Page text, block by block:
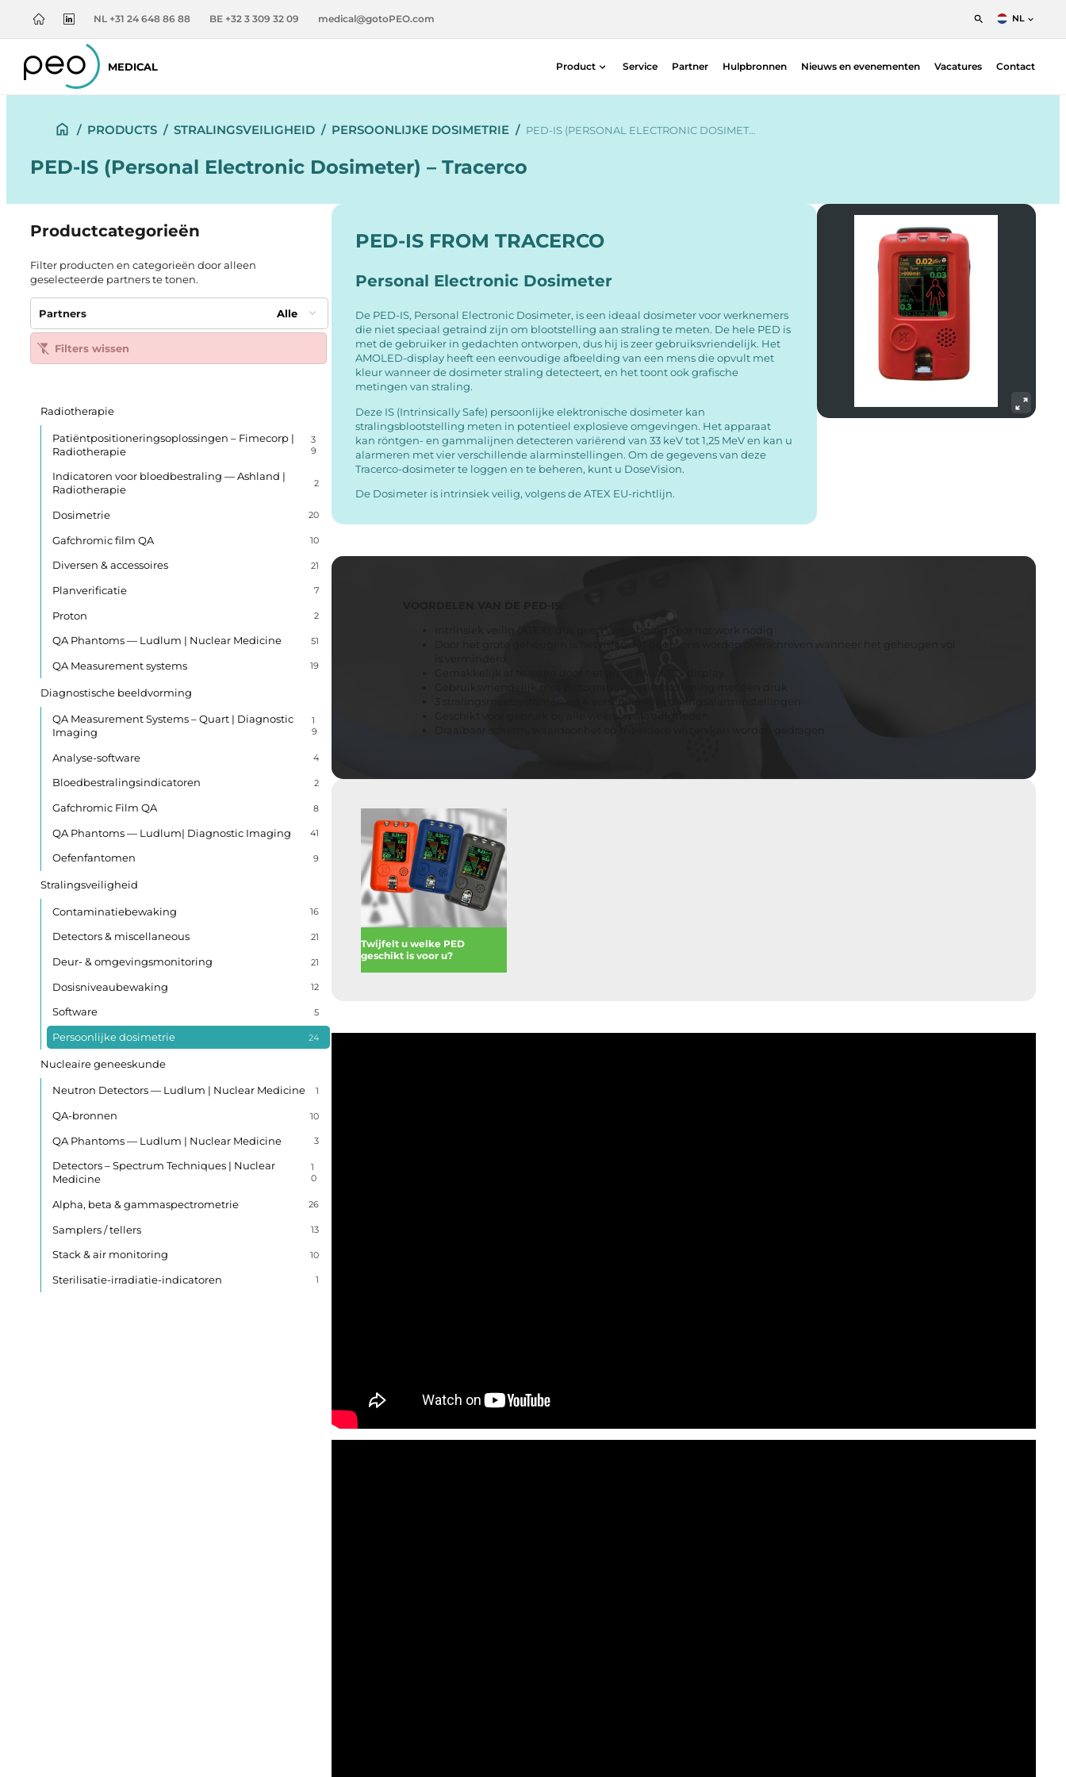
NL +31 24 648 86 88 BE +32 3 309 32 09 medical@gotoPEO.com NL
English
Nederlands
MEDICAL Product
Diagnostische beeldvorming
Gafchromic film QA
Diversen & accessoires
QA Phantoms — Ludlum | Nuclear Medicine
QA Measurement systems
Service Partner Hulpbronnen Nieuws en evenementen Vacatures Contact
/ PRODUCTS / STRALINGSVEILIGHEID / PERSOONLIJKE DOSIMETRIE / PED-IS (PERSONAL ELECTRONIC DOSIMET…
PED-IS (Personal Electronic Dosimeter) – Tracerco
Productcategorieën
Filter producten en categorieën door alleen
geselecteerde partners te tonen.
Partners Alle
Filters wissen
Radiotherapie
Patiëntpositioneringsoplossingen – Fimecorp |
Radiotherapie
3
9
Indicatoren voor bloedbestraling — Ashland |
Radiotherapie
2
Dosimetrie 20
Gafchromic film QA 10
Diversen & accessoires 21
Planverificatie 7
Proton 2
QA Phantoms — Ludlum | Nuclear Medicine 51
QA Measurement systems 19
Diagnostische beeldvorming
QA Measurement Systems – Quart | Diagnostic
Imaging
1
9
Analyse-software 4
Bloedbestralingsindicatoren 2
Gafchromic Film QA 8
QA Phantoms — Ludlum| Diagnostic Imaging 41
Oefenfantomen 9
Stralingsveiligheid
Contaminatiebewaking 16
Detectors & miscellaneous 21
Deur- & omgevingsmonitoring 21
Dosisniveaubewaking 12
Software 5
Persoonlijke dosimetrie 24
Nucleaire geneeskunde
Neutron Detectors — Ludlum | Nuclear Medicine 1
QA-bronnen 10
QA Phantoms — Ludlum | Nuclear Medicine 3
Detectors – Spectrum Techniques | Nuclear
Medicine
1
0
Alpha, beta & gammaspectrometrie 26
Samplers / tellers 13
Stack & air monitoring 10
Sterilisatie-irradiatie-indicatoren 1
PED-IS FROM TRACERCO
Personal Electronic Dosimeter
De PED-IS, Personal Electronic Dosimeter, is een ideaal dosimeter voor werknemers
die niet speciaal getraind zijn om blootstelling aan straling te meten. De hele PED is
met de gebruiker in gedachten ontworpen, dus hij is zeer gebruiksvriendelijk. Het
AMOLED-display heeft een eenvoudige afbeelding van een mens die opvult met
kleur wanneer de dosimeter straling detecteert, en het toont ook grafische
metingen van straling.
Deze IS (Intrinsically Safe) persoonlijke elektronische dosimeter kan
stralingsblootstelling meten in potentieel explosieve omgevingen. Het apparaat
kan röntgen- en gammalijnen detecteren variërend van 33 keV tot 1,25 MeV en kan u
alarmeren met vier verschillende alarminstellingen. Om de gegevens van deze
Tracerco-dosimeter te loggen en te beheren, kunt u DoseVision.
De Dosimeter is intrinsiek veilig, volgens de ATEX EU-richtlijn.
Intrinsiek veilig (ATEX), dus geen vergunning voor hot work nodig
Door het grote geheugen is het risico dat gegevens worden overschreven wanneer het geheugen vol
Twijfelt u welke PED
geschikt is voor u?